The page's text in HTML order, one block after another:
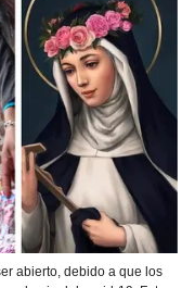
abierto, debido a que los